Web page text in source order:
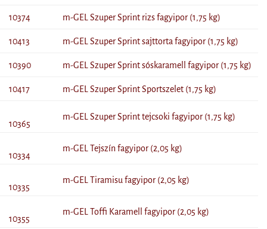
10374 m-GEL Szuper Sprint rizs fagyipor (1,75 kg)
10413 m-GEL Szuper Sprint sajttorta fagyipor (1,75 kg)
10390 m-GEL Szuper Sprint sóskaramell fagyipor (1,75 kg)
10417 m-GEL Szuper Sprint Sportszelet (1,75 kg)
10365
m-GEL Szuper Sprint tejcsoki fagyipor (1,75 kg)
10334
m-GEL Tejszín fagyipor (2,05 kg)
10335
m-GEL Tiramisu fagyipor (2,05 kg)
10355
m-GEL Toffi Karamell fagyipor (2,05 kg)